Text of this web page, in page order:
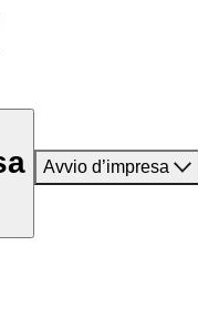
Avvio d’impresa